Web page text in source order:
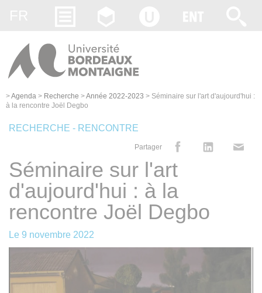
>Agenda > Recherche >Année 2022-2023 > Séminaire sur l'art d'aujourd'hui :
à la rencontre Joël Degbo
RECHERCHE - RENCONTRE
Partager
Séminaire sur l'art
d'aujourd'hui : à la
rencontre Joël Degbo
Le 9 novembre 2022